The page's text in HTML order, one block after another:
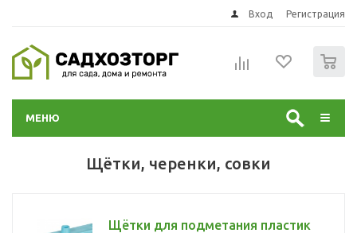
Вход Регистрация
МЕНЮ
Щётки, черенки, совки
Щётки для подметания пластик